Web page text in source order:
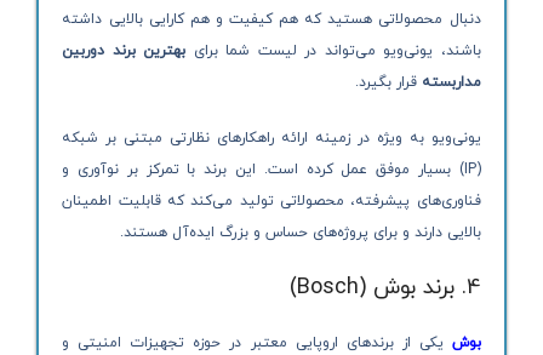
دنبال محصولاتی هستید که هم کیفیت و هم کارایی بالایی داشته
باشند، یونی‌ویو می‌تواند در لیست شما برای بهترین برند دوربین
مداربسته قرار بگیرد.
یونی‌ویو به ویژه در زمینه ارائه راهکارهای نظارتی مبتنی بر شبکه
(IP) بسیار موفق عمل کرده است. این برند با تمرکز بر نوآوری و
فناوری‌های پیشرفته، محصولاتی تولید می‌کند که قابلیت اطمینان
بالایی دارند و برای پروژه‌های حساس و بزرگ ایده‌آل هستند.
4. برند بوش (Bosch)
بوش یکی از برندهای اروپایی معتبر در حوزه تجهیزات امنیتی و